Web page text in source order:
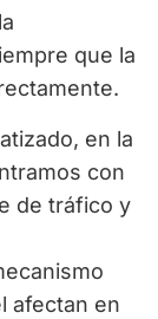
que la
en la
con
de tráfico y
afectan en